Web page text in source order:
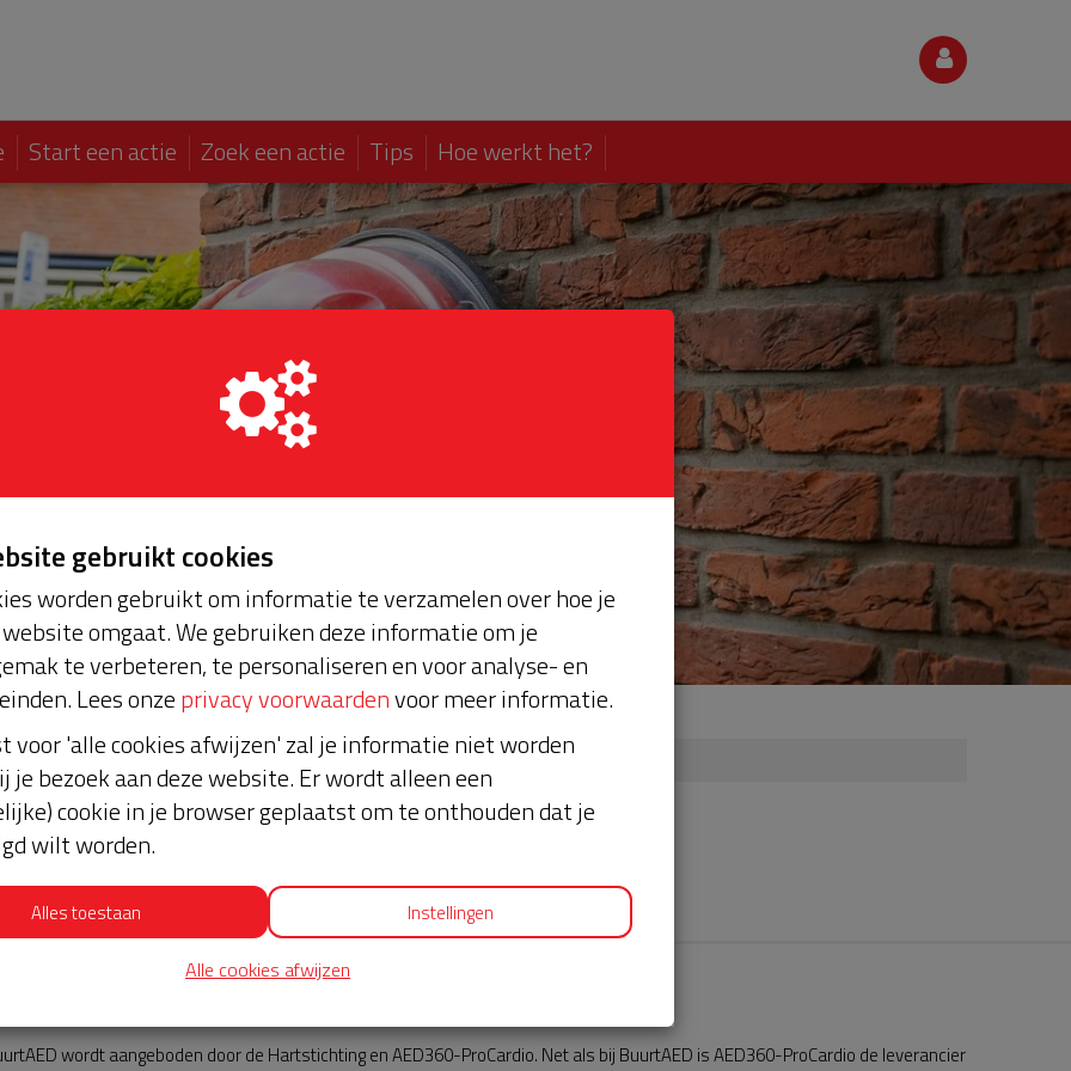
Start een actie Zoek een actie Tips Hoe werkt het?
Nieuws
wordt aangeboden door de Hartstichting en AED360-ProCardio. Net als bij BuurtAED is AED360-ProCardio de leverancier
gebruikt cookies
worden gebruikt om informatie te verzamelen over hoe je
omgaat. We gebruiken deze informatie om je
te verbeteren, te personaliseren en voor analyse- en
Lees onzeprivacy voorwaardenvoor meer informatie.
voor 'alle cookies afwijzen' zal je informatie niet worden
je bezoek aan deze website. Er wordt alleen een
cookie in je browser geplaatst om te onthouden dat je
wilt worden.
Alles toestaan Instellingen
Alle cookies afwijzen